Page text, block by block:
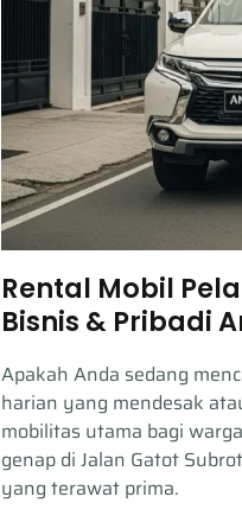
Rental Mobil
Bisnis & Pribadi
Apakah Anda sedang
harian yang mendesak
mobilitas utama bagi
genap di Jalan Gatot
yang terawat prima.